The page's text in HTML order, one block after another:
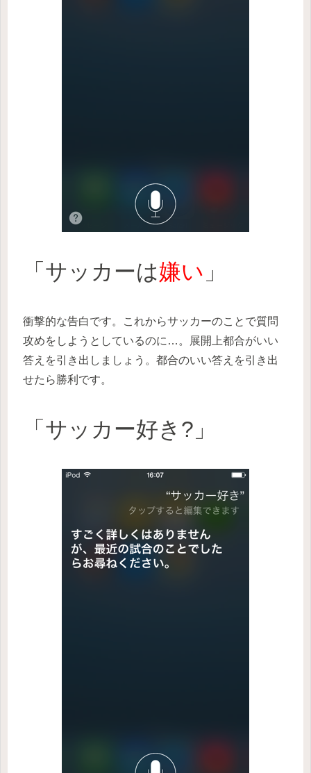
「サッカーは嫌い 」
衝撃的な告白です。これからサッカーのことで質問
攻めをしようとしているのに…。展開上都合がいい
答えを引き出しましょう。都合のいい答えを引き出
せたら勝利です。
「サッカー好き?」